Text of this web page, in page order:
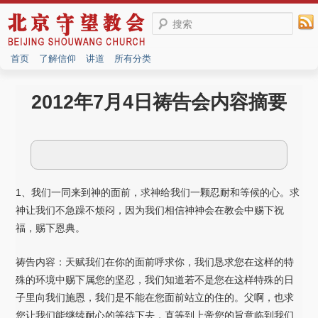
搜索
首页 了解信仰 讲道 所有分类
2012年7月4日祷告会内容摘要
1、我们一同来到神的面前，求神给我们一颗忍耐和等候的心。求
神让我们不急躁不烦闷，因为我们相信神神会在教会中赐下祝
福，赐下恩典。
祷告内容：天赋我们在你的面前呼求你，我们恳求您在这样的特
殊的环境中赐下属您的坚忍，我们知道若不是您在这样特殊的日
子里向我们施恩，我们是不能在您面前站立的住的。父啊，也求
您让我们能继续耐心的等待下去，直等到上帝您的旨意临到我们